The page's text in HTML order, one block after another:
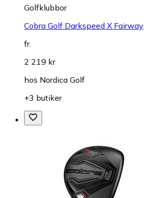
Golfklubbor
Cobra Golf Darkspeed X Fairway
fr.
2 219 kr
hos Nordica Golf
+3 butiker